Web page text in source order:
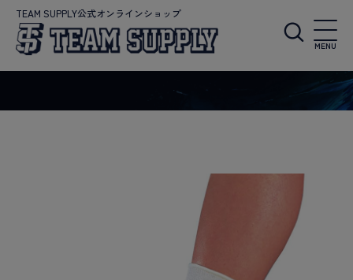
TEAM SUPPLY公式オンラインショップ
MENU